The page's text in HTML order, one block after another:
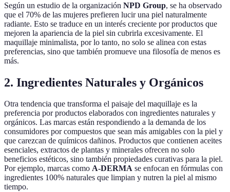
Según un estudio de la organización NPD Group, se ha observado
que el 70% de las mujeres prefieren lucir una piel naturalmente
radiante. Esto se traduce en un interés creciente por productos que
mejoren la apariencia de la piel sin cubrirla excesivamente. El
maquillaje minimalista, por lo tanto, no solo se alinea con estas
preferencias, sino que también promueve una filosofía de menos es
más.
2. Ingredientes Naturales y Orgánicos
Otra tendencia que transforma el paisaje del maquillaje es la
preferencia por productos elaborados con ingredientes naturales y
orgánicos. Las marcas están respondiendo a la demanda de los
consumidores por compuestos que sean más amigables con la piel y
que carezcan de químicos dañinos. Productos que contienen aceites
esenciales, extractos de plantas y minerales ofrecen no solo
beneficios estéticos, sino también propiedades curativas para la piel.
Por ejemplo, marcas como A-DERMA se enfocan en fórmulas con
ingredientes 100% naturales que limpian y nutren la piel al mismo
tiempo.